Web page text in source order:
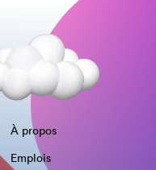
À propos
Emplois